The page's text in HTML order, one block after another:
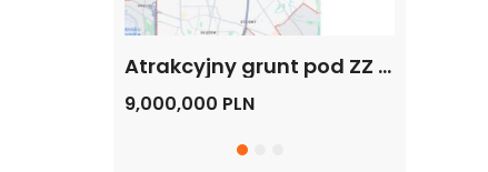
Atrakcyjny grunt pod ZZ – Mikroapartamenty, Hotel, Biurowiec, Warszawa -Dolny Mokotów
9,000,000 PLN